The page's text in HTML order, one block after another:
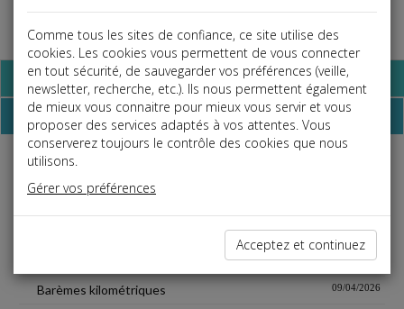
Base documentaire
La paye
Salaires et cotisations
Avantage en nature repas et logement 06/01/2026
06/01/2026
Barèmes kilométriques 09/04/2026
Comme tous les sites de confiance, ce site utilise des
cookies. Les cookies vous permettent de vous connecter
en tout sécurité, de sauvegarder vos préférences (veille,
newsletter, recherche, etc.). Ils nous permettent également
de mieux vous connaitre pour mieux vous servir et vous
proposer des services adaptés à vos attentes. Vous
conserverez toujours le contrôle des cookies que nous
utilisons.
Gérer vos préférences
Acceptez et continuez